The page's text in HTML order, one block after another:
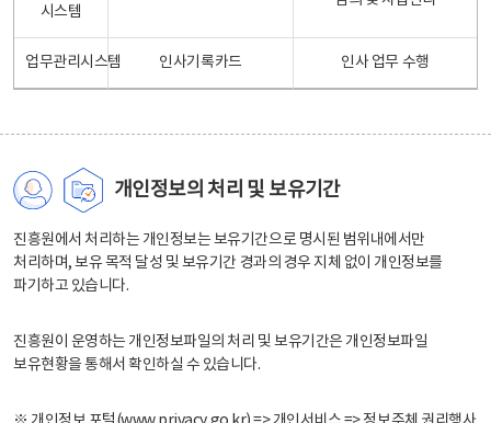
시스템
업무관리시스템 인사기록카드 인사 업무 수행
개인정보의 처리 및 보유기간
진흥원에서 처리하는 개인정보는 보유기간으로 명시된 범위내에서만
처리하며, 보유 목적 달성 및 보유기간 경과의 경우 지체 없이 개인정보를
파기하고 있습니다.
진흥원이 운영하는 개인정보파일의 처리 및 보유기간은 개인정보파일
보유현황을 통해서 확인하실 수 있습니다.